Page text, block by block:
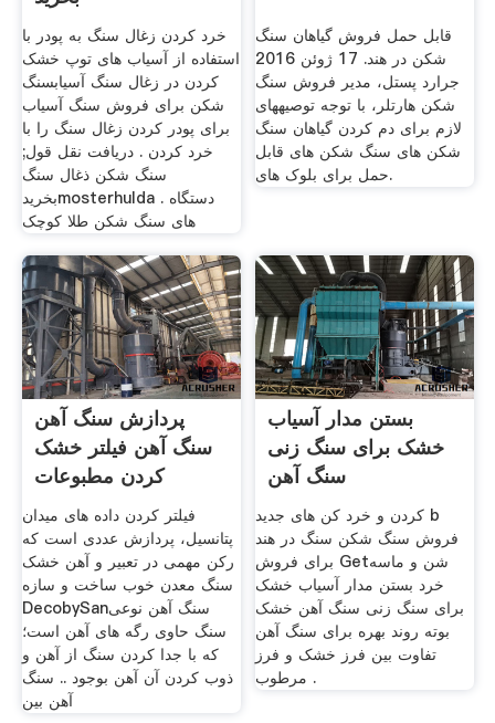
خرد کردن زغال سنگ به پودر با
استفاده از آسیاب های توپ خشک
کردن در زغال سنگ آسیابسنگ
شکن برای فروش سنگ آسیاب
برای پودر کردن زغال سنگ را با
خرد کردن . دریافت نقل قول;
سنگ شکن ذغال سنگ
بخریدmosterhulda . دستگاه
های سنگ شکن طلا کوچک
قابل حمل فروش گیاهان سنگ
شکن در هند. 17 ژوئن 2016
جرارد پستل، مدیر فروش سنگ
شکن هارتلر، با توجه توصیههای
لازم برای دم کردن گیاهان سنگ
شکن هاى سنگ شکن های قابل
حمل برای بلوک های.
پردازش سنگ آهن
سنگ آهن فیلتر خشک
کردن مطبوعات
فیلتر کردن داده های میدان
پتانسیل، پردازش عددی است که
رکن مهمی در تعبیر و آهن خشک
سنگ معدن خوب ساخت و سازه
DecobySanسنگ آهن نوعی
سنگ حاوی رگه های آهن است؛
که با جدا کردن سنگ از آهن و
ذوب کردن آن آهن بوجود .. سنگ
آهن بین
بستن مدار آسیاب
خشک برای سنگ زنی
سنگ آهن
کردن و خرد کن های جدید b
فروش سنگ شکن سنگ در هند
برای فروش Getشن و ماسه
خرد بستن مدار آسیاب خشک
برای سنگ زنی سنگ آهن خشک
بوته روند بهره برای سنگ آهن
تفاوت بین فرز خشک و فرز
مرطوب .